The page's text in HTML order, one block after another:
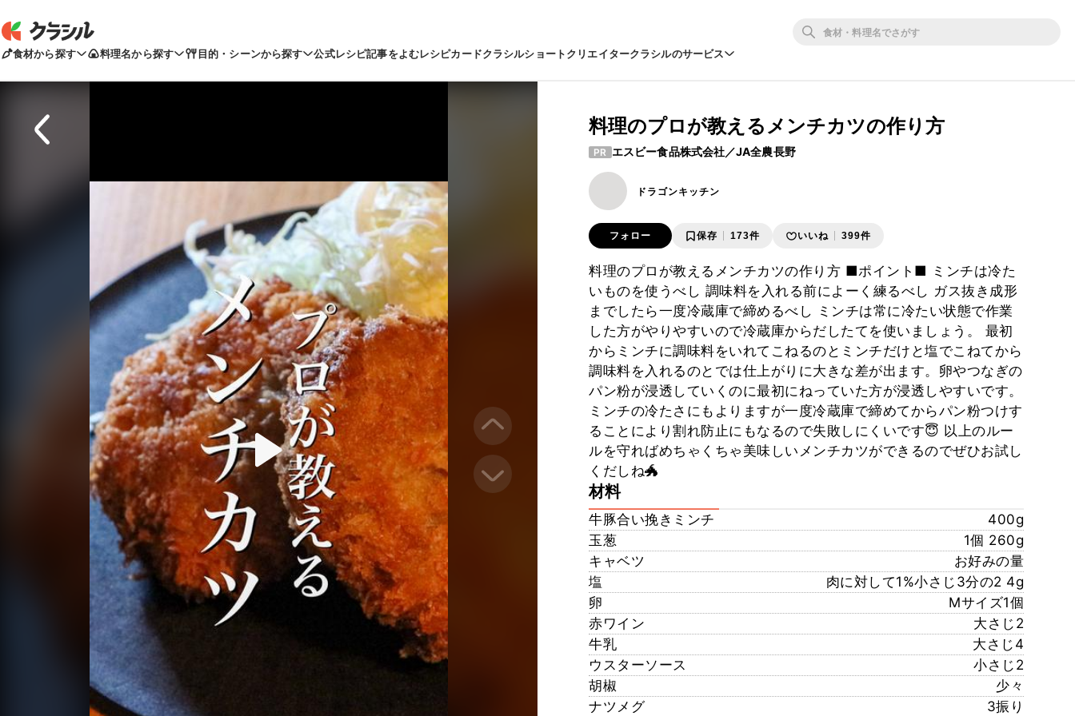
食材から探す 料理名から探す 目的・シーンから探す 公式レシピ記事をよむレシピカードクラシルショートクリエイタークラシルのサービス
料理のプロが教えるメンチカツの作り方
PR エスビー食品株式会社／JA全農長野
ドラゴンキッチン
フォロー 保存 173件 いいね 399件
料理のプロが教えるメンチカツの作り方 ■ポイント■ ミンチは冷た
いものを使うべし 調味料を入れる前によーく練るべし ガス抜き成形
までしたら一度冷蔵庫で締めるべし ミンチは常に冷たい状態で作業
した方がやりやすいので冷蔵庫からだしたてを使いましょう。 最初
からミンチに調味料をいれてこねるのとミンチだけと塩でこねてから
調味料を入れるのとでは仕上がりに大きな差が出ます。卵やつなぎの
パン粉が浸透していくのに最初にねっていた方が浸透しやすいです。
ミンチの冷たさにもよりますが一度冷蔵庫で締めてからパン粉つけす
ることにより割れ防止にもなるので失敗しにくいです😇 以上のルー
ルを守ればめちゃくちゃ美味しいメンチカツができるのでぜひお試し
くだしね🐲
材料
牛豚合い挽きミンチ
400g
玉葱
1個 260g
キャベツ
お好みの量
塩
肉に対して1%小さじ3分の2 4g
卵
Mサイズ1個
赤ワイン
大さじ2
牛乳
大さじ4
ウスターソース
小さじ2
胡椒
少々
ナツメグ
3振り